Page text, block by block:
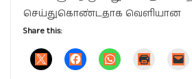
செய்துகொண்டதாக வெளியான
Share this: